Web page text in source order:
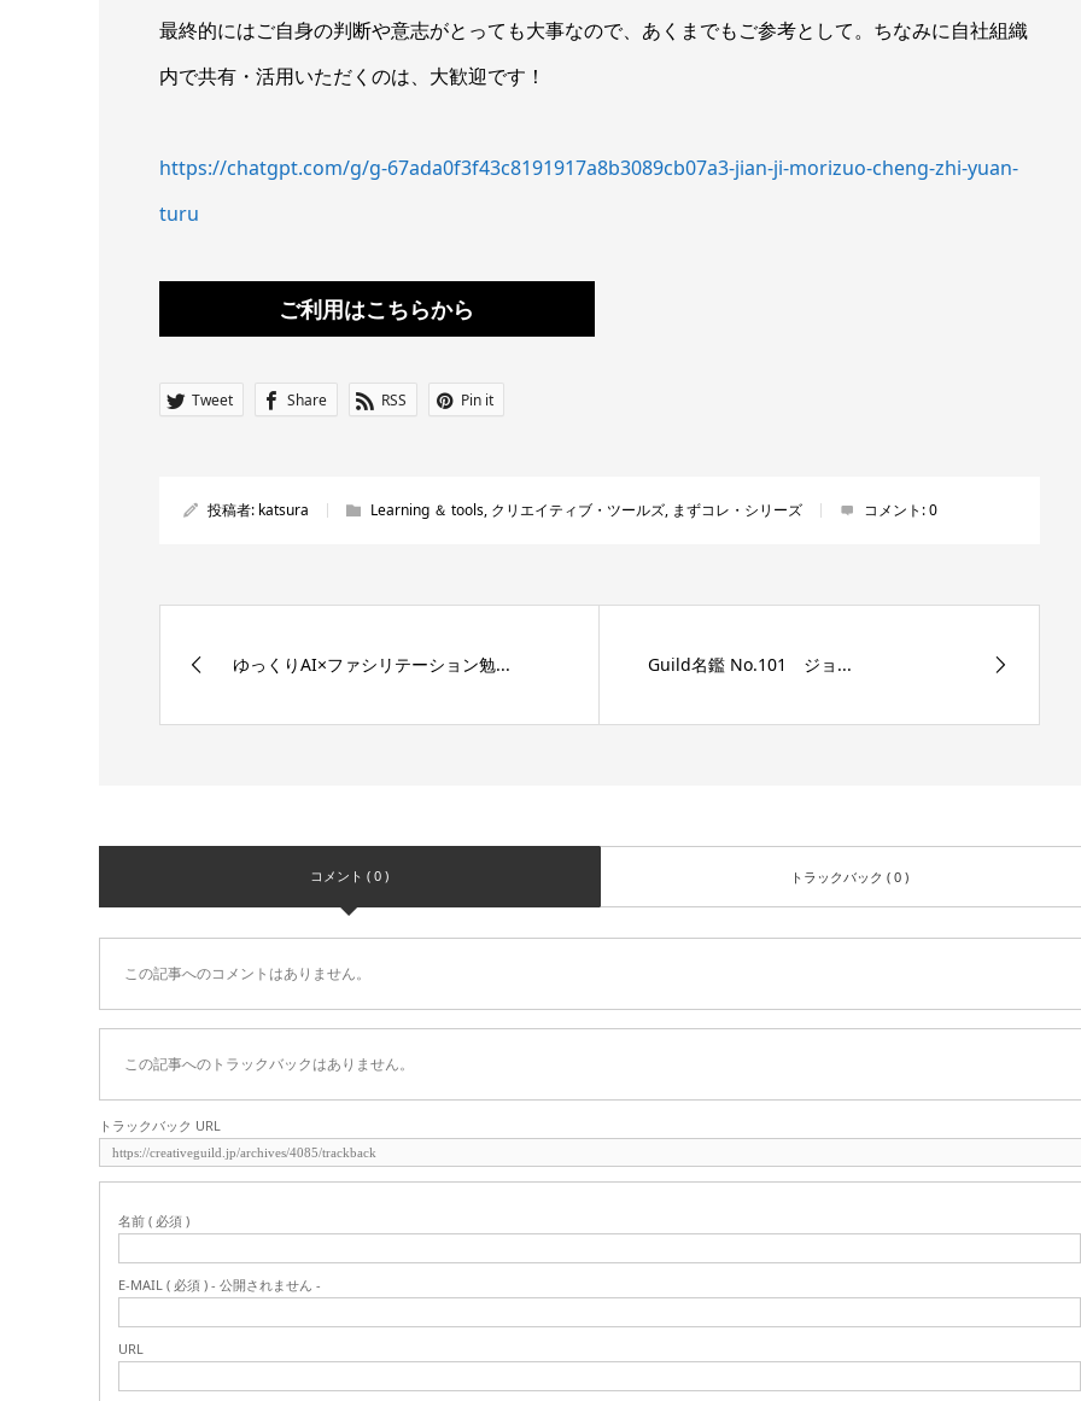
最終的にはご自身の判断や意志がとっても大事なので、あくまでもご参考として。ちなみに自社組織
内で共有・活用いただくのは、大歓迎です！
https://chatgpt.com/g/g-67ada0f3f43c8191917a8b3089cb07a3-jian-ji-morizuo-cheng-zhi-yuan-
turu
ご利用はこちらから
Tweet Share RSS Pin it
投稿者: katsura Learning ＆ tools, クリエイティブ・ツールズ, まずコレ・シリーズ コメント:0
ゆっくりAI×ファシリテーション勉... Guild名鑑 No.101 ジョ...
コメント ( 0 ) トラックバック ( 0 )
この記事へのコメントはありません。
この記事へのトラックバックはありません。
トラックバック URL
名前 ( 必須 )
E-MAIL ( 必須 ) - 公開されません -
URL